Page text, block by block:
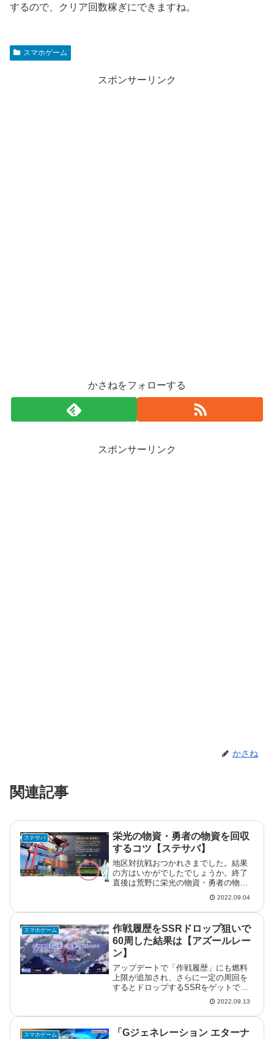
するので、クリア回数稼ぎにできますね。
スマホゲーム
スポンサーリンク
かさねをフォローする
スポンサーリンク
かさね
関連記事
ステサバ
栄光の物資・勇者の物資を回収
するコツ【ステサバ】
地区対抗戦おつかれさまでした。結果
の方はいかがでしたでしょうか。終了
直後は荒野に栄光の物資・勇者の物資
が出現していると思います。これを回
収するコツみたいなものを開設してみ
ます。栄光の物資、勇者の物資をでき
るだけ短時間で回収するには地区対抗
戦...
2022.09.04
スマホゲーム
作戦履歴をSSRドロップ狙いで
60周した結果は【アズールレー
ン】
アップデートで「作戦履歴」にも燃料
上限が追加され、さらに一定の周回を
するとドロップするSSRをゲットでき
るようになったようです。単純に考え
れば、大作戦指令書を使えばドロップ
効率は2倍になりますが、SSRのドロッ
プ率は0.6％だそうです。とな...
2022.09.13
スマホゲーム
「Gジェネレーション エターナ